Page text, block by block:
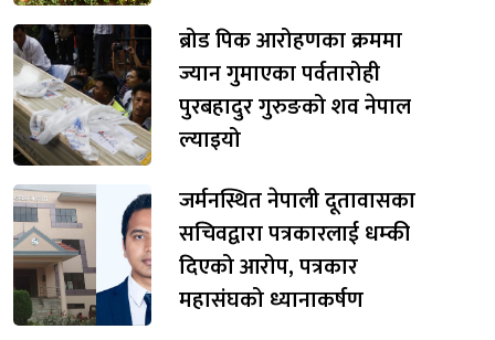
ब्रोड पिक आरोहणका क्रममा
ज्यान गुमाएका पर्वतारोही
पुरबहादुर गुरुङको शव नेपाल
ल्याइयो
जर्मनस्थित नेपाली दूतावासका
सचिवद्वारा पत्रकारलाई धम्की
दिएको आरोप, पत्रकार
महासंघको ध्यानाकर्षण